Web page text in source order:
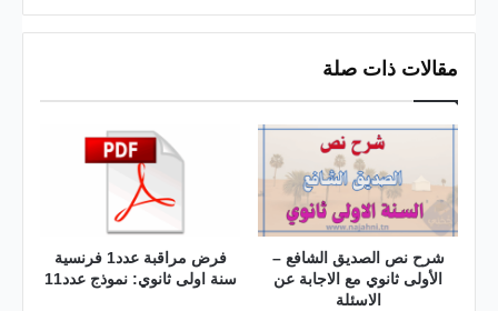
مقالات ذات صلة
شرح نص الصديق الشافع –
الأولى ثانوي مع الاجابة عن
الاسئلة
فرض مراقبة عدد1 فرنسية
سنة اولى ثانوي: نموذج عدد11